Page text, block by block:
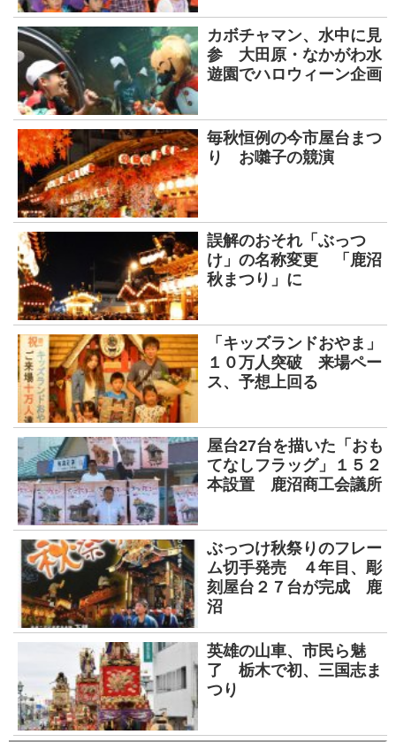
カボチャマン、水中に見
参 大田原・なかがわ水
遊園でハロウィーン企画
毎秋恒例の今市屋台まつ
り お囃子の競演
誤解のおそれ「ぶっつ
け」の名称変更 「鹿沼
秋まつり」に
「キッズランドおやま」
１０万人突破 来場ペー
ス、予想上回る
屋台27台を描いた「おも
てなしフラッグ」１５２
本設置 鹿沼商工会議所
ぶっつけ秋祭りのフレー
ム切手発売 ４年目、彫
刻屋台２７台が完成 鹿
沼
英雄の山車、市民ら魅
了 栃木で初、三国志ま
つり